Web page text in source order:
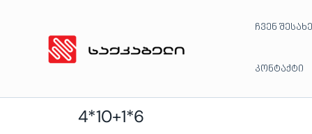
ჩვენ
კონტაქტი
4*10+1*6